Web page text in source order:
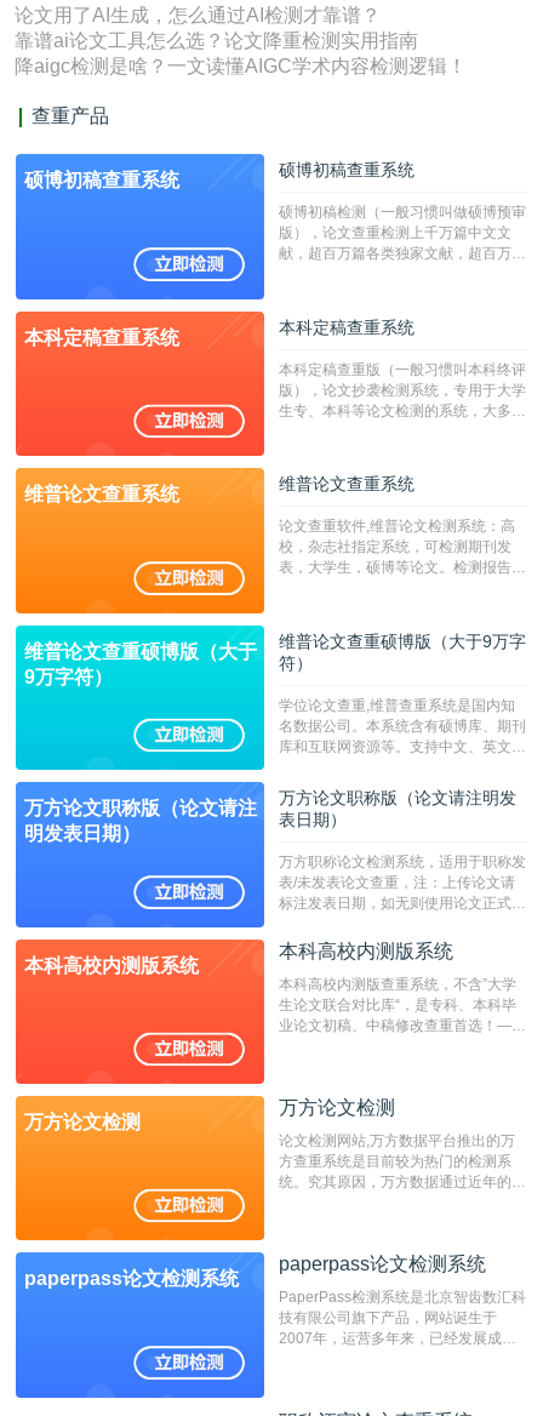
论文用了AI生成，怎么通过AI检测才靠谱？
靠谱ai论文工具怎么选？论文降重检测实用指南
降aigc检测是啥？一文读懂AIGC学术内容检测逻辑！
查重产品
硕博初稿查重系统 硕博初稿查重系统
硕博初稿检测（一般习惯叫做硕博预审
版），论文查重检测上千万篇中文文
献，超百万篇各类独家文献，超百万港
校用来检测硕博论文的系统，检测范围
广，数据来源真实，检测算法合理!本
字符数30万）
本科定稿查重系统 本科定稿查重系统
本科定稿查重版（一般习惯叫本科终评
版），论文抄袭检测系统，专用于大学
生专、本科等论文检测的系统，大多数
维普论文查重系统 维普论文查重系统
论文查重软件,维普论文检测系统：高
校，杂志社指定系统，可检测期刊发
表，大学生，硕博等论文。检测报告支
维普论文查重硕博版（大于
9万字符）
维普论文查重硕博版（大于9万字
符）
学位论文查重,维普查重系统是国内知
名数据公司。本系统含有硕博库、期刊
库和互联网资源等。支持中文、英文、
定院校！！！
万方论文职称版（论文请注
明发表日期）
万方论文职称版（论文请注明发
表日期）
万方职称论文检测系统，适用于职称发
表/未发表论文查重，注：上传论文请
标注发表日期，如无则使用论文正式发
成时间作为发表日期。
本科高校内测版系统
本科高校内测版系统
本科高校内测版查重系统，不含”大学
生论文联合对比库“，是专科、本科毕
业论文初稿、中稿修改查重首选！——
万方论文检测
万方论文检测
论文检测网站,万方数据平台推出的万
方查重系统是目前较为热门的检测系
统。究其原因，万方数据通过近年的发
非。其次，相对于知网而言，万方检测
重的推荐系统。
paperpass论文检测系统
paperpass论文检测系统
PaperPass检测系统是北京智齿数汇科
技有限公司旗下产品，网站诞生于
2007年，运营多年来，已经发展成为